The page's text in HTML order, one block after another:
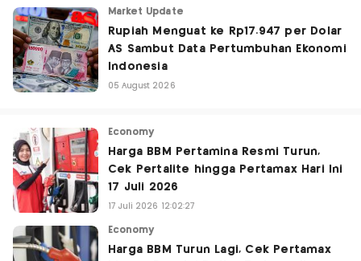
Market Update
Rupiah Menguat ke Rp17.947 per Dolar
AS Sambut Data Pertumbuhan Ekonomi
Indonesia
05 August 2026
Economy
Harga BBM Pertamina Resmi Turun,
Cek Pertalite hingga Pertamax Hari Ini
17 Juli 2026
17 Juli 2026 12:02:27
Economy
Harga BBM Turun Lagi, Cek Pertamax